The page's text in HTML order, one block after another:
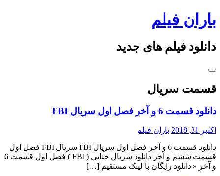
Skip
to
content
باران فیلم
دانلود فیلم های جدید
قسمت سریال
دانلود قسمت 6 و آخر فصل اول سریال FBI
اکتبر 31, 2018 باران فیلم
دانلود قسمت 6 و آخر فصل اول سریال FBI سریال FBI فصل اول
قسمت ششم و آخر دانلود سریال جنایی ( FBI ) فصل اول قسمت 6
و آخر « دانلود رایگان با لینک مستقیم […]